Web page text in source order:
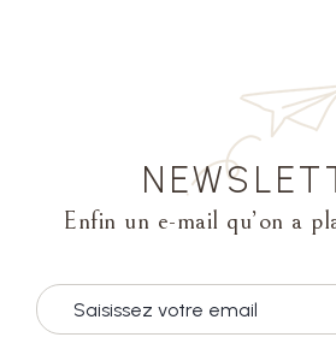
Enfin un e-mail qu’on a